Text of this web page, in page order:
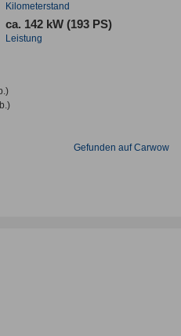
Kilometerstand
ca. 142 kW (193 PS)
Leistung
Gefunden auf Carwow